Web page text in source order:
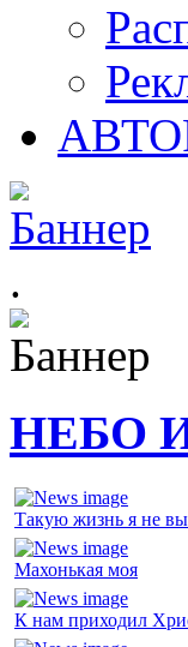
.
НЕБО
Такую жизнь я не
Махонькая моя
К нам приходил